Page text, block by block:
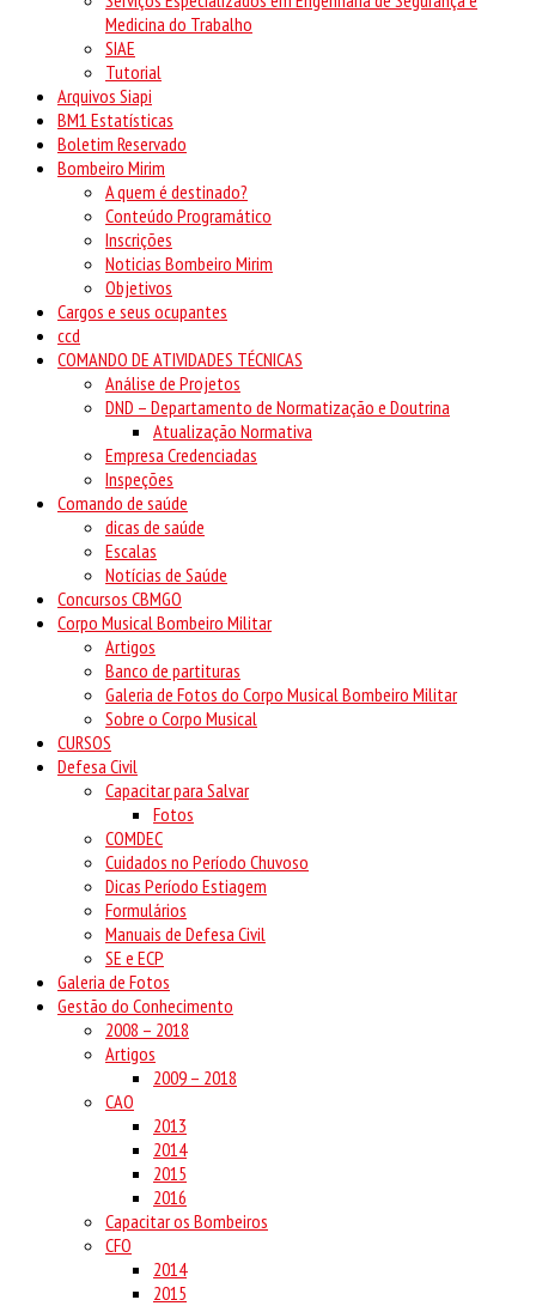
Medicina do Trabalho
SIAE
Tutorial
Arquivos Siapi
BM1 Estatísticas
Boletim Reservado
Bombeiro Mirim
A quem é destinado?
Conteúdo Programático
Inscrições
Noticias Bombeiro Mirim
Objetivos
Cargos e seus ocupantes
ccd
COMANDO DE ATIVIDADES TÉCNICAS
Análise de Projetos
DND – Departamento de Normatização e Doutrina
Atualização Normativa
Empresa Credenciadas
Inspeções
Comando de saúde
dicas de saúde
Escalas
Notícias de Saúde
Concursos CBMGO
Corpo Musical Bombeiro Militar
Artigos
Banco de partituras
Galeria de Fotos do Corpo Musical Bombeiro Militar
Sobre o Corpo Musical
CURSOS
Defesa Civil
Capacitar para Salvar
Fotos
COMDEC
Cuidados no Período Chuvoso
Dicas Período Estiagem
Formulários
Manuais de Defesa Civil
SE e ECP
Galeria de Fotos
Gestão do Conhecimento
2008 – 2018
Artigos
2009 – 2018
CAO
2013
2014
2015
2016
Capacitar os Bombeiros
CFO
2014
2015